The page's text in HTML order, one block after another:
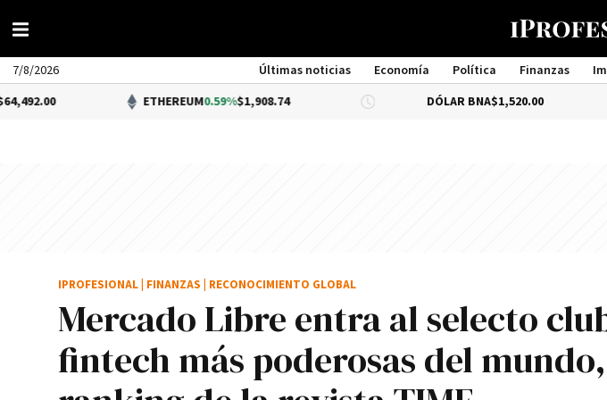
7/8/2026 Últimas noticias Economía Política Finanzas
ETHEREUM 0.59%$1,908.74 DÓLAR BNA$1,520.00
Mercado Libre entra al selecto
fintech más poderosas del
IPROFESIONAL FINANZAS RECONOCIMIENTO GLOBAL